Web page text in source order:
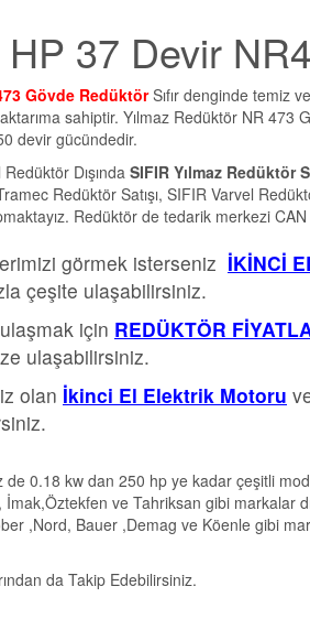
37 Devir
Gövde RedüktörSıfır denginde temiz
sahiptir. Yılmaz Redüktör NR 473
devir gücündedir.
Dışında SIFIR Yılmaz Redüktör
Redüktör Satışı, SIFIR Varvel
Redüktör de tedarik merkezi
görmek isterseniz İKİNCİ
çeşite ulaşabilirsiniz.
için REDÜKTÖR
ulaşabilirsiniz.
olan İkinci El Elektrik Motoru
0.18 kw dan 250 hp ye kadar çeşitli
ve Tahriksan gibi markalar
,Nord, Bauer ,Demag ve Köenle gibi
da Takip Edebilirsiniz.